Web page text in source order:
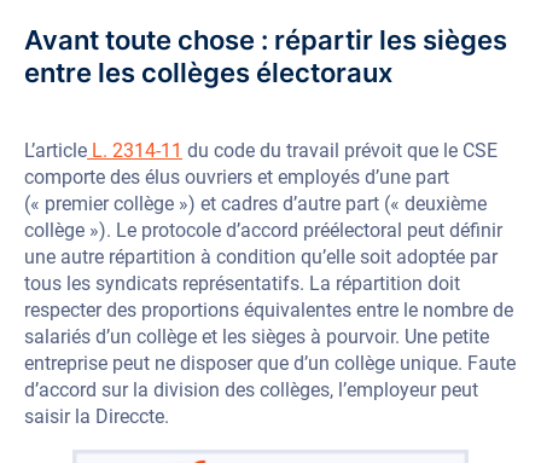
Avant toute chose : répartir les sièges
entre les collèges électoraux
L’article L. 2314-11 du code du travail prévoit que le CSE
comporte des élus ouvriers et employés d’une part
(« premier collège ») et cadres d’autre part (« deuxième
collège »). Le protocole d’accord préélectoral peut définir
une autre répartition à condition qu’elle soit adoptée par
tous les syndicats représentatifs. La répartition doit
respecter des proportions équivalentes entre le nombre de
salariés d’un collège et les sièges à pourvoir. Une petite
entreprise peut ne disposer que d’un collège unique. Faute
d’accord sur la division des collèges, l’employeur peut
saisir la Direccte.